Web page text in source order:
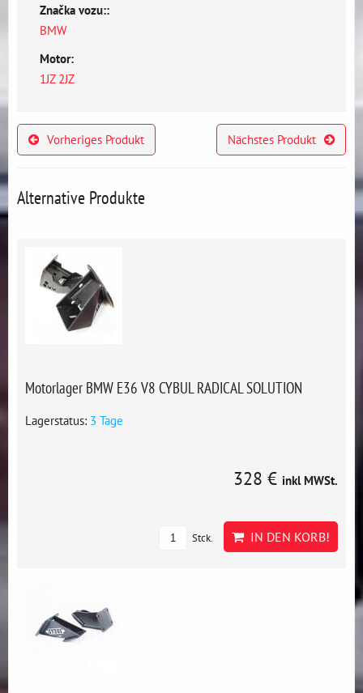
Značka vozu::
BMW
Motor:
1JZ 2JZ
Vorheriges Produkt Nächstes Produkt
Alternative Produkte
Motorlager BMW E36 V8 CYBUL RADICAL SOLUTION
Lagerstatus: 3 Tage
328 € inkl MWSt.
Stck. IN DEN KORB!